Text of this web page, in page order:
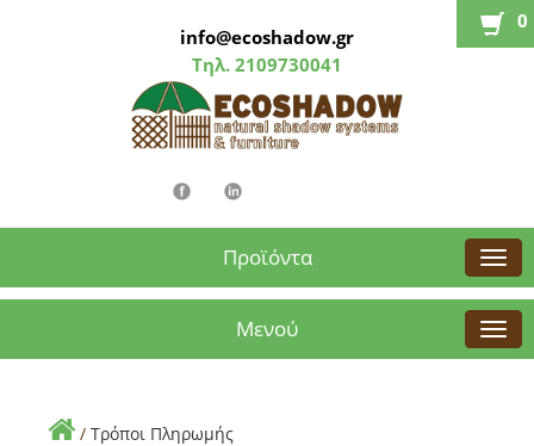
info@ecoshadow.gr
Τηλ. 2109730041
0
Προϊόντα
Μενού
/ Τρόποι Πληρωμής